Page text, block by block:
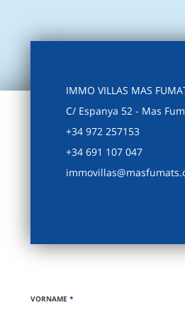
IMMO VILLAS MAS
C/ Espanya 52 - Mas
+34 972 257153
+34 691 107 047
VORNAME *